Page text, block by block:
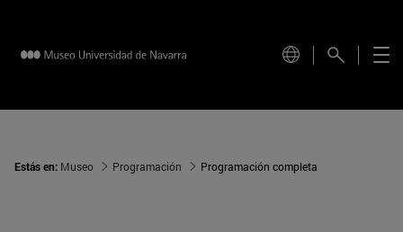
Estás en: Museo Programación Programación completa